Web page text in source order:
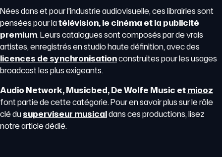
Nées dans et pour l'industrie audiovisuelle, ces librairies sont
pensées pour latélévision, le cinéma et la publicité
premium. Leurs catalogues sont composés par de vrais
artistes, enregistrés en studio haute définition, avec des
licences de synchronisationconstruites pour les usages
broadcast les plus exigeants.
Audio Network, Musicbed, De Wolfe Music etmiooz
font partie de cette catégorie. Pour en savoir plus sur le rôle
clé dusuperviseur musicaldans ces productions, lisez
notre article dédié.